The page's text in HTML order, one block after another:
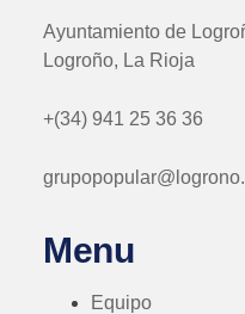
Ayuntamiento de
Logroño, La Rioja
+(34) 941 25 36 36
Menu
Equipo